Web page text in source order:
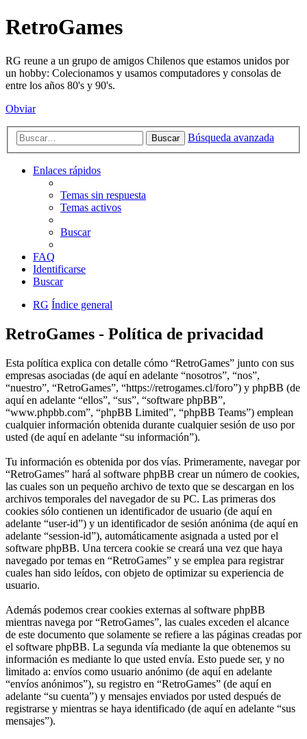
RetroGames
RG reune a un grupo de amigos Chilenos que estamos unidos por
un hobby: Colecionamos y usamos computadores y consolas de
entre los años 80's y 90's.
Obviar
Buscar Búsqueda avanzada
Enlaces rápidos
Temas sin respuesta
Temas activos
Buscar
FAQ
Identificarse
Buscar
RG Índice general
RetroGames - Política de privacidad
Esta política explica con detalle cómo “RetroGames” junto con sus
empresas asociadas (de aquí en adelante “nosotros”, “nos”,
“nuestro”, “RetroGames”, “https://retrogames.cl/foro”) y phpBB (de
aquí en adelante “ellos”, “sus”, “software phpBB”,
“www.phpbb.com”, “phpBB Limited”, “phpBB Teams”) emplean
cualquier información obtenida durante cualquier sesión de uso por
usted (de aquí en adelante “su información”).
Tu información es obtenida por dos vías. Primeramente, navegar por
“RetroGames” hará al software phpBB crear un número de cookies,
las cuales son un pequeño archivo de texto que se descargan en los
archivos temporales del navegador de su PC. Las primeras dos
cookies sólo contienen un identificador de usuario (de aquí en
adelante “user-id”) y un identificador de sesión anónima (de aquí en
adelante “session-id”), automáticamente asignada a usted por el
software phpBB. Una tercera cookie se creará una vez que haya
navegado por temas en “RetroGames” y se emplea para registrar
cuales han sido leídos, con objeto de optimizar su experiencia de
usuario.
Además podemos crear cookies externas al software phpBB
mientras navega por “RetroGames”, las cuales exceden el alcance
de este documento que solamente se refiere a las páginas creadas por
el software phpBB. La segunda vía mediante la que obtenemos su
información es mediante lo que usted envía. Esto puede ser, y no
limitado a: envíos como usuario anónimo (de aquí en adelante
“envíos anónimos”), su registro en “RetroGames” (de aquí en
adelante “su cuenta”) y mensajes enviados por usted después de
registrarse y mientras se haya identificado (de aquí en adelante “sus
mensajes”).